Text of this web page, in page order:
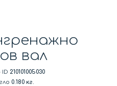
вал
210101005030
0.180 кг.